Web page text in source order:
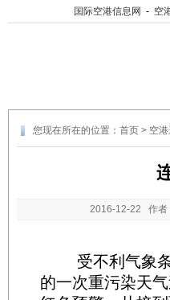
国际空港信息网 - 空
您现在所在的位置： 首页 > 空
2016-12-22 作者
受不利气象条
的一次重污染天